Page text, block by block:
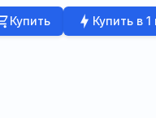
Купить Купить в 1